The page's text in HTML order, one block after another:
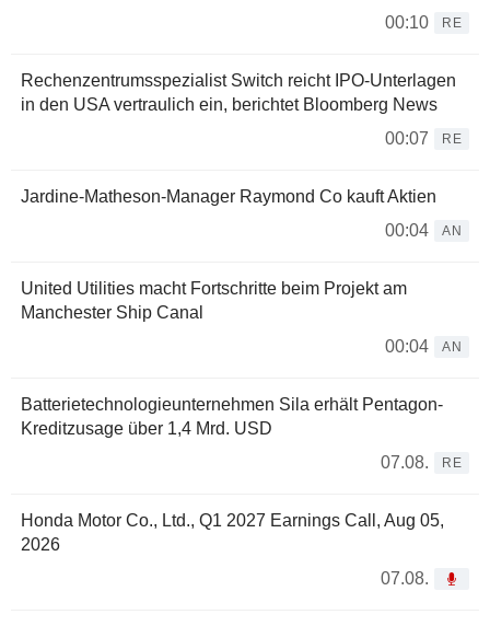
00:10
RE
Rechenzentrumsspezialist Switch reicht IPO-Unterlagen
in den USA vertraulich ein, berichtet Bloomberg News
00:07
RE
Jardine-Matheson-Manager Raymond Co kauft Aktien
00:04
AN
United Utilities macht Fortschritte beim Projekt am
Manchester Ship Canal
00:04
AN
Batterietechnologieunternehmen Sila erhält Pentagon-
Kreditzusage über 1,4 Mrd. USD
07.08.
RE
Honda Motor Co., Ltd., Q1 2027 Earnings Call, Aug 05,
2026
07.08.